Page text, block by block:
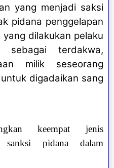
yang menjadi saksi
pidana penggelapan
dilakukan pelaku
sebagai terdakwa,
milik seseorang
digadaikan sang
keempat jenis
sanksi pidana dalam